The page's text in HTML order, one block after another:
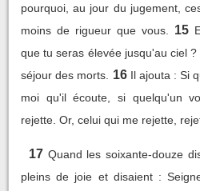
pourquoi, au jour du jugement,
moins de rigueur que vous.
15
que tu seras élevée jusqu'au ciel
séjour des morts.
16 Il ajouta : Si
moi qu'il écoute, si quelqu'un
rejette. Or, celui qui me rejette,
17 Quand les soixante-douze
pleins de joie et disaient :